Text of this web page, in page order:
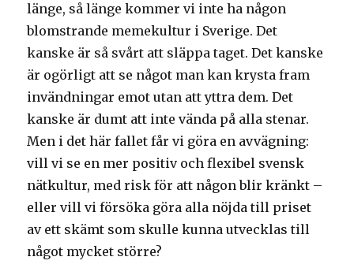
länge, så länge kommer vi inte ha någon
blomstrande memekultur i Sverige. Det
kanske är så svårt att släppa taget. Det kanske
är ogörligt att se något man kan krysta fram
invändningar emot utan att yttra dem. Det
kanske är dumt att inte vända på alla stenar.
Men i det här fallet får vi göra en avvägning:
vill vi se en mer positiv och flexibel svensk
nätkultur, med risk för att någon blir kränkt –
eller vill vi försöka göra alla nöjda till priset
av ett skämt som skulle kunna utvecklas till
något mycket större?